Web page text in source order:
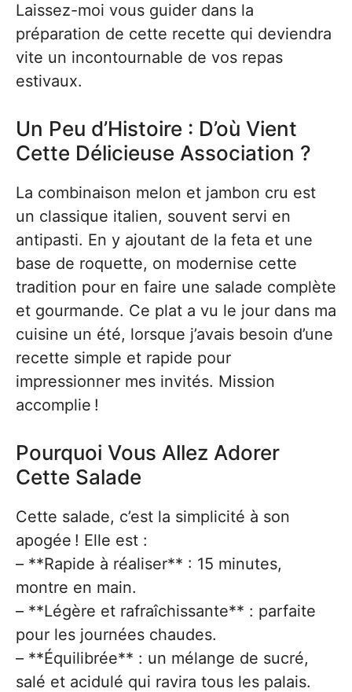
Laissez-moi vous guider dans la
préparation de cette recette qui deviendra
vite un incontournable de vos repas
estivaux.
Un Peu d’Histoire : D’où Vient
Cette Délicieuse Association ?
La combinaison melon et jambon cru est
un classique italien, souvent servi en
antipasti. En y ajoutant de la feta et une
base de roquette, on modernise cette
tradition pour en faire une salade complète
et gourmande. Ce plat a vu le jour dans ma
cuisine un été, lorsque j’avais besoin d’une
recette simple et rapide pour
impressionner mes invités. Mission
accomplie !
Pourquoi Vous Allez Adorer
Cette Salade
Cette salade, c’est la simplicité à son
apogée ! Elle est :
– **Rapide à réaliser** : 15 minutes,
montre en main.
– **Légère et rafraîchissante** : parfaite
pour les journées chaudes.
– **Équilibrée** : un mélange de sucré,
salé et acidulé qui ravira tous les palais.